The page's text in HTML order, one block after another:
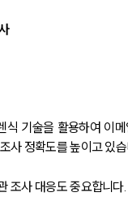
식 기술을 활용하여 이
사 정확도를 높이고 있습
조사 대응도 중요합니다.